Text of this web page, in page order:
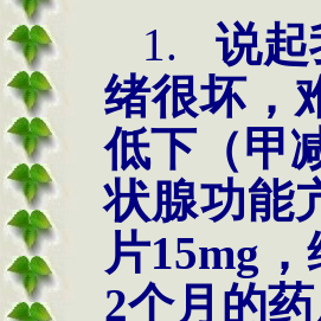
1.
说起
绪很坏，
低下（甲
状腺功能
片15mg
2个月的